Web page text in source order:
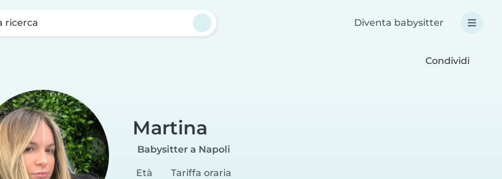
ricerca Diventa babysitter
Condividi
Martina
Babysitter a Napoli
Età
Tariffa oraria